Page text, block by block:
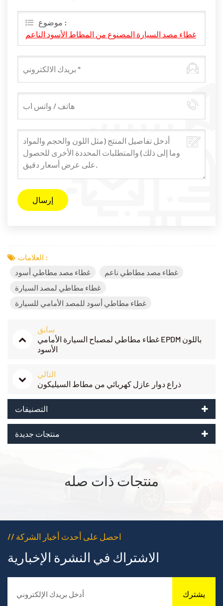
موضوع :
غطاء مصد السيارة المصنوع من المطاط الأسود الناعم
العلامات :
غطاء مصد مطاطي أسود
غطاء مصد مطاطي ناعم
غطاء مطاطي لمصد السيارة
غطاء مطاطي أسود للمصد الأمامي للسيارة
سابق
غطاء مطاطي لمصباح السيارة الأمامي EPDM باللون
الأسود
التالي
ذراع دوار عازل كهربائي من مطاط السيليكون
التصنيفات
منتجات جديدة
منتجات ذات صله
// احصل على أحدث أخبار الشركة
الاشتراك في النشرة الإخبارية
يشترك